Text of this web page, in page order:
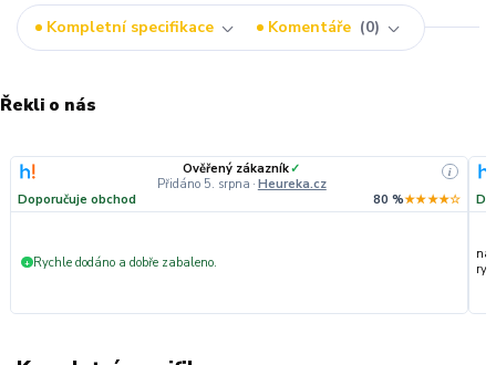
Kompletní specifikace Komentáře 0
Řekli o nás
Ověřený zákazník✓
Přidáno 5. srpna · Heureka.cz
i
Doporučuje obchod 80 %★★★★☆
+ Rychle dodáno a dobře zabaleno.